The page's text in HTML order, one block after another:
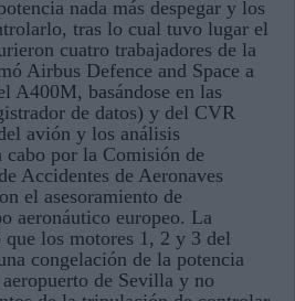
nada más despegar y los
tras lo cual tuvo lugar el
cuatro trabajadores de la
Airbus Defence and Space a
A400M, basándose en las
de datos) y del CVR
avión y los análisis
por la Comisión de
Accidentes de Aeronaves
el asesoramiento de
aeronáutico europeo. La
los motores 1, 2 y 3 del
congelación de la potencia
de Sevilla y no